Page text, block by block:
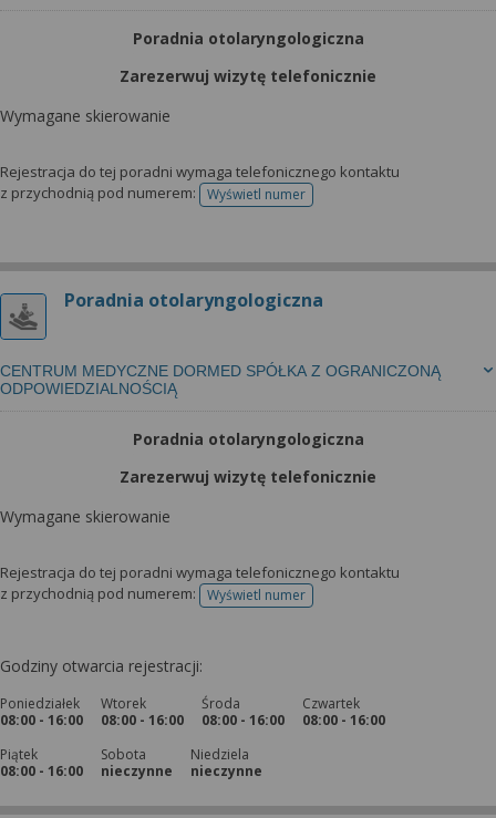
Poradnia otolaryngologiczna
Zarezerwuj wizytę telefonicznie
Wymagane skierowanie
Rejestracja do tej poradni wymaga telefonicznego kontaktu
z przychodnią pod numerem:
Wyświetl numertelefonu do rejestracji
Poradnia otolaryngologiczna
CENTRUM MEDYCZNE DORMED SPÓŁKA Z OGRANICZONĄ
ODPOWIEDZIALNOŚCIĄ
Poradnia otolaryngologiczna
Zarezerwuj wizytę telefonicznie
Wymagane skierowanie
Rejestracja do tej poradni wymaga telefonicznego kontaktu
z przychodnią pod numerem:
Wyświetl numertelefonu do rejestracji
Godziny otwarcia rejestracji:
Poniedziałek
08:00 - 16:00
Wtorek
08:00 - 16:00
Środa
08:00 - 16:00
Czwartek
08:00 - 16:00
Piątek
08:00 - 16:00
Sobota
nieczynne
Niedziela
nieczynne